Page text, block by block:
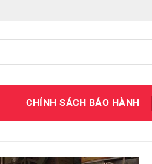
CHÍNH SÁCH BẢO HÀNH